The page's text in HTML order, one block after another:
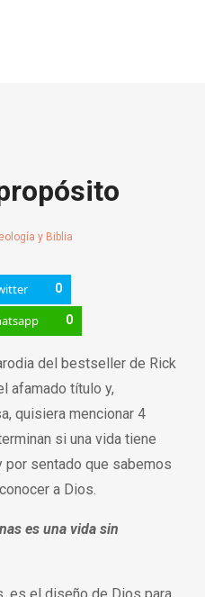
y Biblia
0
0
del bestseller de Rick
afamado título y,
quisiera mencionar 4
si una vida tiene
sentado que sabemos
a Dios.
es una vida sin